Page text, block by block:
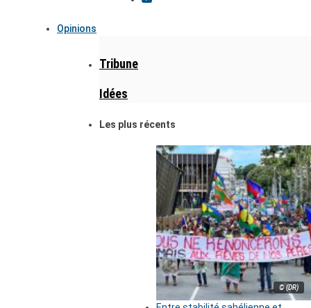
Opinions
Tribune
Idées
Les plus récents
© (DR)